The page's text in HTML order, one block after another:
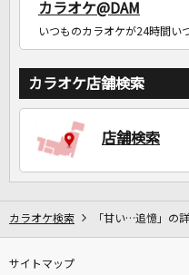
カラオケ@DAM
いつものカラオケが24時間い
カラオケ店舗検索
店舗検索
カラオケ検索 「甘い…追憶」の
サイトマップ